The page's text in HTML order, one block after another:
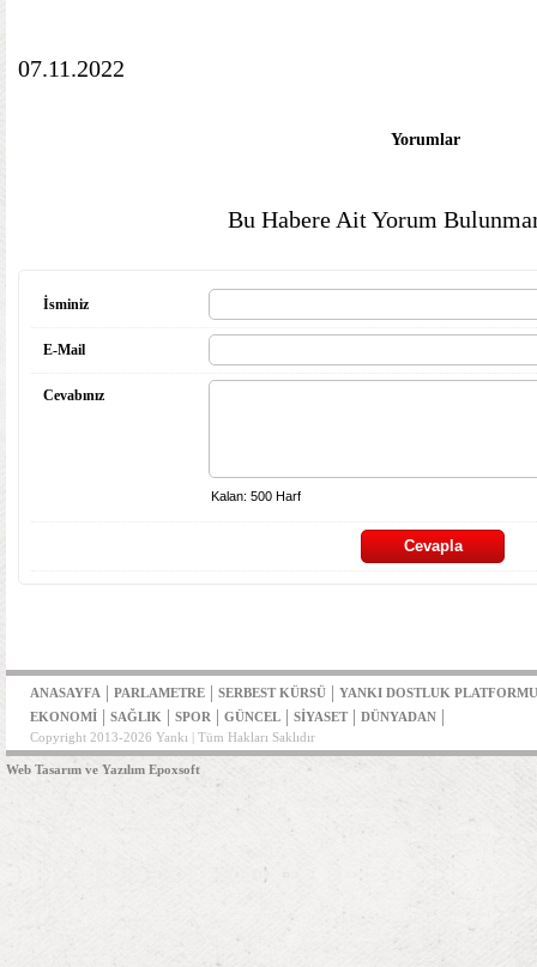
07.11.2022
Yorumlar
Bu Habere Ait Yorum
İsminiz
E-Mail
Cevabınız
ANASAYFA | PARLAMETRE | SERBEST KÜRSÜ | YANKI DOSTLUK PLATFORMU
EKONOMİ | SAĞLIK | SPOR | GÜNCEL | SİYASET | DÜNYADAN |
Copyright 2013-2026 Yankı | Tüm Hakları Saklıdır
Web Tasarım ve Yazılım Epoxsoft